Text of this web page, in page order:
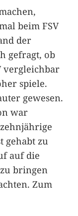
beim FSV
der
gefragt, ob
vergleichbar
spiele.
gewesen.
war
gehabt zu
auf die
bringen
Zum